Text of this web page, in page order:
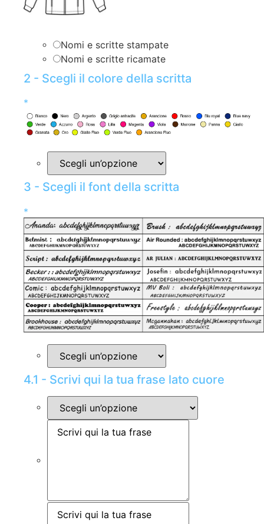
Nomi e scritte stampate
Nomi e scritte ricamate
2 - Scegli il colore della scritta
*
3 - Scegli il font della scritta
*
4.1 - Scrivi qui la tua frase lato cuore